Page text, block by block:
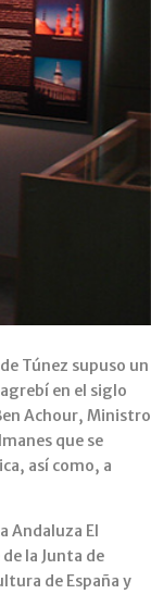
Túnez supuso un
en el siglo
Achour, Ministro
que se
así como, a
Andaluza El
la Junta de
de España y